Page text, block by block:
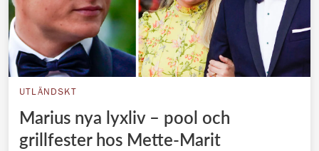
UTLÄNDSKT
Marius nya lyxliv – pool och
grillfester hos Mette-Marit